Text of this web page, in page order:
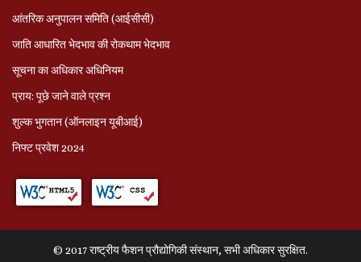
आंतरिक अनुपालन समिति (आईसीसी)
जाति आधारित भेदभाव की रोकथाम भेदभाव
सूचना का अधिकार अधिनियम
प्राय: पूछे जाने वाले प्रश्‍न
शुल्क भुगतान (ऑनलाइन यूबीआई)
निफ्ट प्रवेश 2024
© 2017 राष्ट्रीय फैशन प्रौद्योगिकी संस्थान, सभी अधिकार सुरक्षित.